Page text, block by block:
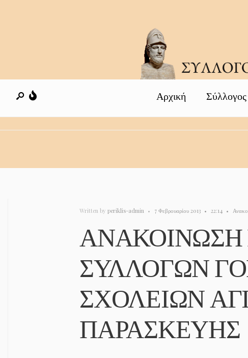
Αρχική Σύλλογος
Written by periklis-admin • 7 Φεβρουαρίου 2013 • 22:14 •
ΑΝΑΚΟΙΝΩΣΗ
ΣΥΛΛΟΓΩΝ
ΣΧΟΛΕΙΩΝ
ΠΑΡΑΣΚΕΥΗΣ